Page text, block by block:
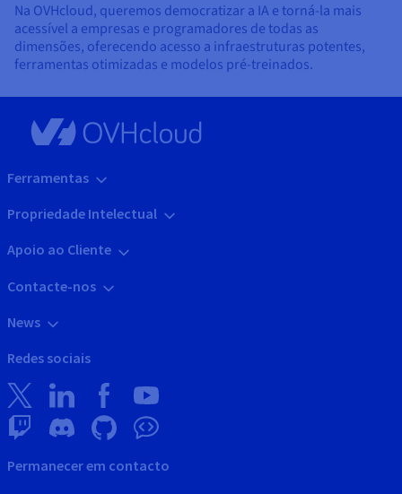
Na OVHcloud, queremos democratizar a IA e torná-la mais
acessível a empresas e programadores de todas as
dimensões, oferecendo acesso a infraestruturas potentes,
ferramentas otimizadas e modelos pré-treinados.
Ferramentas
Propriedade Intelectual
Apoio ao Cliente
Contacte-nos
News
Redes sociais
Permanecer em contacto